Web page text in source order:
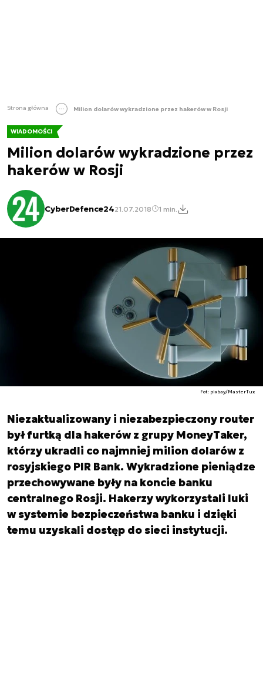
Strona główna Milion dolarów wykradzione przez hakerów w Rosji
WIADOMOŚCI
Milion dolarów wykradzione przez
hakerów w Rosji
CyberDefence2421.07.2018 1 min.
Fot: pixbay/MasterTux
Niezaktualizowany i niezabezpieczony router
był furtką dla hakerów z grupy MoneyTaker,
którzy ukradli co najmniej milion dolarów z
rosyjskiego PIR Bank. Wykradzione pieniądze
przechowywane były na koncie banku
centralnego Rosji. Hakerzy wykorzystali luki
w systemie bezpieczeństwa banku i dzięki
temu uzyskali dostęp do sieci instytucji.